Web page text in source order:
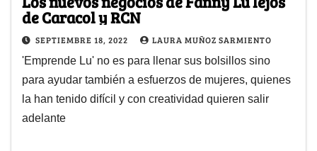
de Caracol y RCN
SEPTIEMBRE 18, 2022 LAURA MUÑOZ SARMIENTO
'Emprende Lu' no es para llenar sus bolsillos sino
para ayudar también a esfuerzos de mujeres, quienes
la han tenido difícil y con creatividad quieren salir
adelante